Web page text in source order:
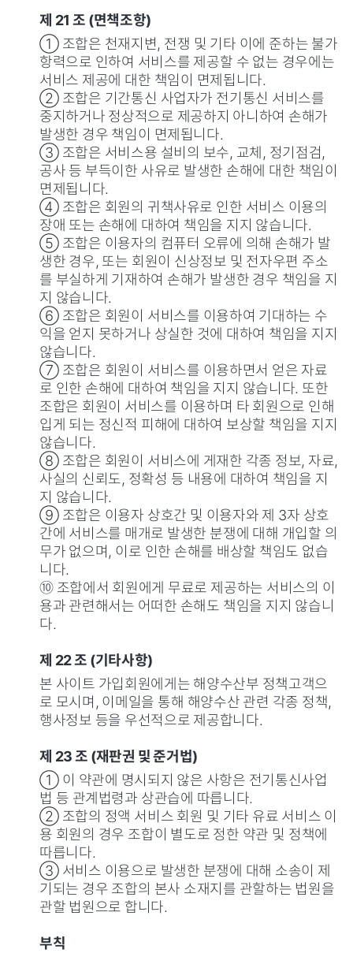
제 21 조 (면책조항)
① 조합은 천재지변, 전쟁 및 기타 이에 준하는 불가
항력으로 인하여 서비스를 제공할 수 없는 경우에는
서비스 제공에 대한 책임이 면제됩니다.
② 조합은 기간통신 사업자가 전기통신 서비스를
중지하거나 정상적으로 제공하지 아니하여 손해가
발생한 경우 책임이 면제됩니다.
③ 조합은 서비스용 설비의 보수, 교체, 정기점검,
공사 등 부득이한 사유로 발생한 손해에 대한 책임이
면제됩니다.
④ 조합은 회원의 귀책사유로 인한 서비스 이용의
장애 또는 손해에 대하여 책임을 지지 않습니다.
⑤ 조합은 이용자의 컴퓨터 오류에 의해 손해가 발
생한 경우, 또는 회원이 신상정보 및 전자우편 주소
를 부실하게 기재하여 손해가 발생한 경우 책임을 지
지 않습니다.
⑥ 조합은 회원이 서비스를 이용하여 기대하는 수
익을 얻지 못하거나 상실한 것에 대하여 책임을 지지
않습니다.
⑦ 조합은 회원이 서비스를 이용하면서 얻은 자료
로 인한 손해에 대하여 책임을 지지 않습니다. 또한
조합은 회원이 서비스를 이용하며 타 회원으로 인해
입게 되는 정신적 피해에 대하여 보상할 책임을 지지
않습니다.
⑧ 조합은 회원이 서비스에 게재한 각종 정보, 자료,
사실의 신뢰도, 정확성 등 내용에 대하여 책임을 지
지 않습니다.
⑨ 조합은 이용자 상호간 및 이용자와 제 3자 상호
간에 서비스를 매개로 발생한 분쟁에 대해 개입할 의
무가 없으며, 이로 인한 손해를 배상할 책임도 없습
니다.
⑩ 조합에서 회원에게 무료로 제공하는 서비스의 이
용과 관련해서는 어떠한 손해도 책임을 지지 않습니
다.
제 22 조 (기타사항)
본 사이트 가입회원에게는 해양수산부 정책고객으
로 모시며, 이메일을 통해 해양수산 관련 각종 정책,
행사정보 등을 우선적으로 제공합니다.
제 23 조 (재판권 및 준거법)
① 이 약관에 명시되지 않은 사항은 전기통신사업
법 등 관계법령과 상관습에 따릅니다.
② 조합의 정액 서비스 회원 및 기타 유료 서비스 이
용 회원의 경우 조합이 별도로 정한 약관 및 정책에
따릅니다.
③ 서비스 이용으로 발생한 분쟁에 대해 소송이 제
기되는 경우 조합의 본사 소재지를 관할하는 법원을
관할 법원으로 합니다.
부칙